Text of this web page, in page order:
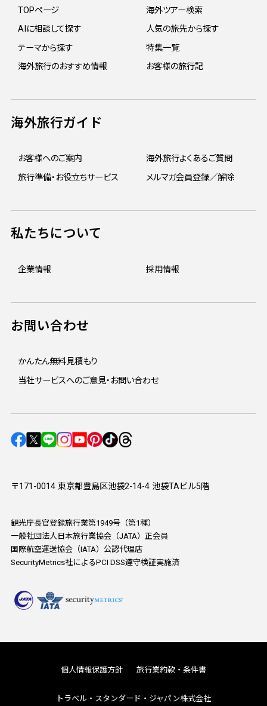
〒171-0014 東京都豊島区池袋2-14-4 池袋TAビル5階
観光庁長官登録旅行業第1949号（第1種）
一般社団法人日本旅行業協会（JATA）正会員
国際航空運送協会（IATA）公認代理店
SecurityMetrics社によるPCI DSS遵守検証実施済
TOPページ
海外ツアー検索
AIに相談して探す
人気の旅先から探す
テーマから探す
特集一覧
海外旅行のおすすめ情報
お客様の旅行記
海外旅行ガイド
お客様へのご案内
海外旅行よくあるご質問
旅行準備・お役立ちサービス
メルマガ会員登録／解除
私たちについて
企業情報 採用情報
お問い合わせ
かんたん無料見積もり
当社サービスへのご意見・お問い合わせ
個人情報保護方針 旅行業約款・条件書
トラベル・スタンダード・ジャパン株式会社